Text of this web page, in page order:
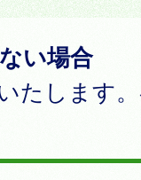
い場合
たします